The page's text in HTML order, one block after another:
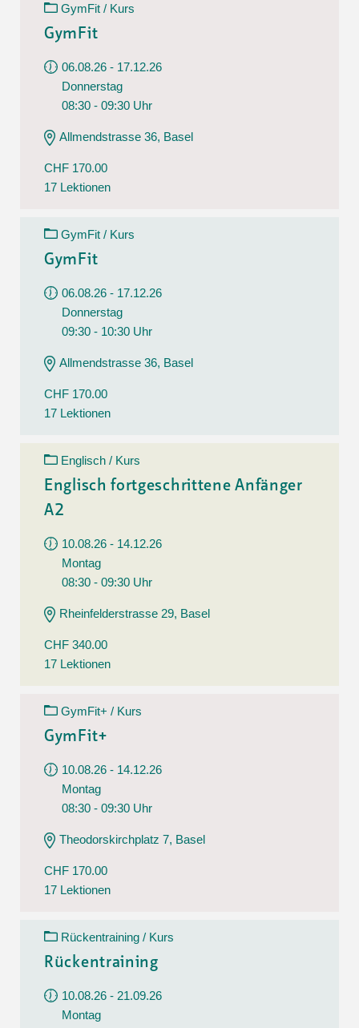
GymFit / Kurs
GymFit
06.08.26 - 17.12.26
Donnerstag
08:30 - 09:30 Uhr
Allmendstrasse 36, Basel
CHF 170.00
17 Lektionen
GymFit / Kurs
GymFit
06.08.26 - 17.12.26
Donnerstag
09:30 - 10:30 Uhr
Allmendstrasse 36, Basel
CHF 170.00
17 Lektionen
Englisch / Kurs
Englisch fortgeschrittene Anfänger
A2
10.08.26 - 14.12.26
Montag
08:30 - 09:30 Uhr
Rheinfelderstrasse 29, Basel
CHF 340.00
17 Lektionen
GymFit+ / Kurs
GymFit+
10.08.26 - 14.12.26
Montag
08:30 - 09:30 Uhr
Theodorskirchplatz 7, Basel
CHF 170.00
17 Lektionen
Rückentraining / Kurs
Rückentraining
10.08.26 - 21.09.26
Montag